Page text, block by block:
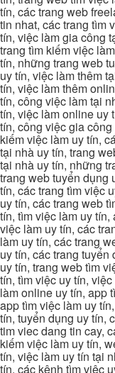
tín, các trang web
tin nhat, các trang tìm
tín, việc làm gia công
trang tìm kiếm việc
tín, những trang web
uy tín, việc làm thêm
tín, việc làm thêm
tín, công việc làm tại
tín, việc làm online uy
tín, công việc gia
kiếm việc làm uy tín,
tại nhà uy tín, trang
tại nhà uy tín, những
trang web tuyển dụng
tín, các trang tìm việc
uy tín, các trang web
tín, tìm việc làm uy
việc làm uy tín, các
làm uy tín, các trang
uy tín, các trang
uy tín, trang web tìm
tín, tìm việc uy tín,
làm online uy tín, app
app tìm việc làm uy
tín, tuyển dụng uy tín,
tim viec dang tin cay,
kiếm việc làm uy tín,
tín, việc làm uy tín tại
tín, các kênh tìm việc